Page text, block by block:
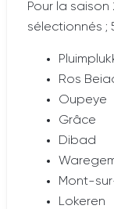
Pour la
sélectionnés ;
Ros
Oupeye
Grâce
Dibad
Mont-
Lokeren